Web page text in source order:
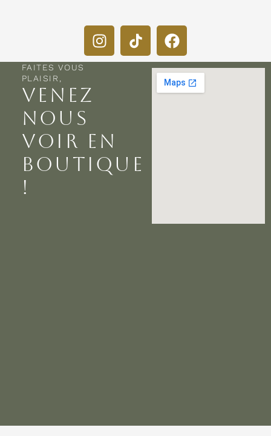
FAITES VOUS
PLAISIR,
VENEZ
NOUS
VOIR EN
BOUTIQUE
!